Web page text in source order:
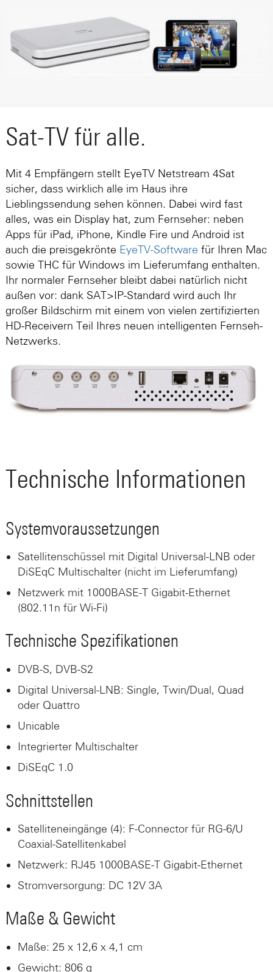
Sat-TV für alle.
Mit 4 Empfängern stellt EyeTV Netstream 4Sat
sicher, dass wirklich alle im Haus ihre
Lieblingssendung sehen können. Dabei wird fast
alles, was ein Display hat, zum Fernseher: neben
Apps für iPad, iPhone, Kindle Fire und Android ist
auch die preisgekrönte EyeTV-Software für Ihren Mac
sowie THC für Windows im Lieferumfang enthalten.
Ihr normaler Fernseher bleibt dabei natürlich nicht
außen vor: dank SAT>IP-Standard wird auch Ihr
großer Bildschirm mit einem von vielen zertifizierten
HD-Receivern Teil Ihres neuen intelligenten Fernseh-
Netzwerks.
Technische Informationen
Systemvoraussetzungen
Satellitenschüssel mit Digital Universal-LNB oder
DiSEqC Multischalter (nicht im Lieferumfang)
Netzwerk mit 1000BASE-T Gigabit-Ethernet
(802.11n für Wi-Fi)
Technische Spezifikationen
DVB-S, DVB-S2
Digital Universal-LNB: Single, Twin/Dual, Quad
oder Quattro
Unicable
Integrierter Multischalter
DiSEqC 1.0
Schnittstellen
Satelliteneingänge (4): F-Connector für RG-6/U
Coaxial-Satellitenkabel
Netzwerk: RJ45 1000BASE-T Gigabit-Ethernet
Stromversorgung: DC 12V 3A
Maße & Gewicht
Maße: 25 x 12,6 x 4,1 cm
Gewicht: 806 g